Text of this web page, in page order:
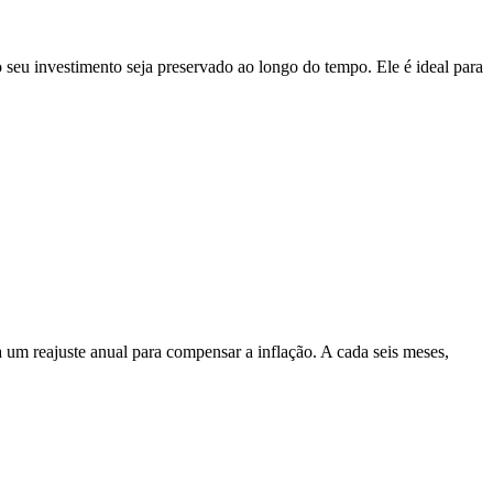
investimento seja preservado ao longo do tempo. Ele é ideal para
reajuste anual para compensar a inflação. A cada seis meses,